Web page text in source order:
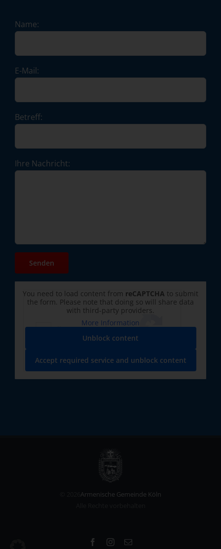
Name:
E-Mail:
Betreff:
Ihre Nachricht:
You need to load content from reCAPTCHA to submit
the form. Please note that doing so will share data
with third-party providers.
More Information
Unblock content
Accept required service and unblock content
Armenische Gemeinde Köln
FacebookInstagram
Email